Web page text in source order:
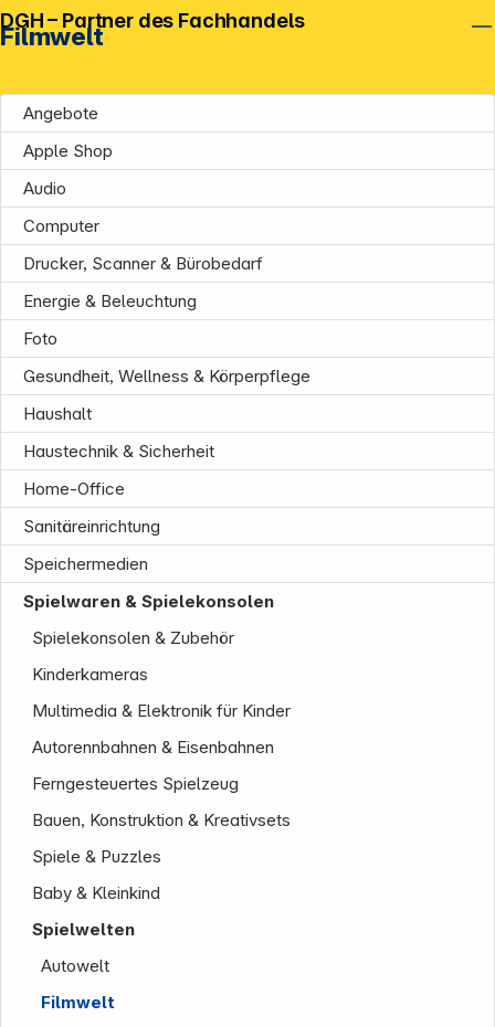
Filmwelt
Angebote
Apple Shop
Audio
Computer
Drucker, Scanner & Bürobedarf
Energie & Beleuchtung
Foto
Gesundheit, Wellness & Körperpflege
Haushalt
Haustechnik & Sicherheit
Home-Office
Sanitäreinrichtung
Speichermedien
Spielwaren & Spielekonsolen
Spielekonsolen & Zubehör
Kinderkameras
Multimedia & Elektronik für Kinder
Autorennbahnen & Eisenbahnen
Ferngesteuertes Spielzeug
Bauen, Konstruktion & Kreativsets
Spiele & Puzzles
Baby & Kleinkind
Spielwelten
Autowelt
Filmwelt
DGH – Partner des Fachhandels
Unternehmen
Informationen
Service
Folgen Sie uns auf